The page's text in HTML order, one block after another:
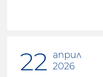
22 април
2026